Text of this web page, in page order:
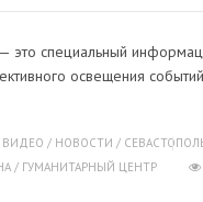
это специальный
освещения
ВИДЕО / НОВОСТИ /
/ ГУМАНИТАРНЫЙ ЦЕНТР